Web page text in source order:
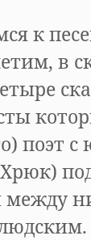
к
в
поэт